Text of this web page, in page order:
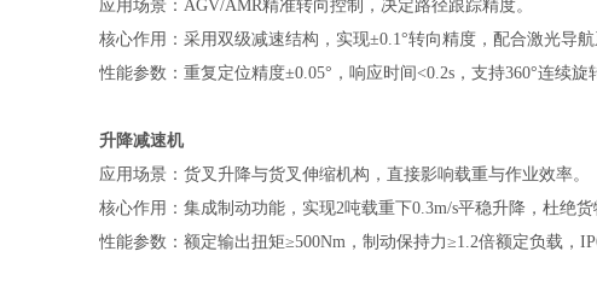
应用场景：AGV/AMR精准转向控制，决定路径跟踪精度。
核心作用：采用双级减速结构，实现±0.1°转向精度，配合激光导航
性能参数：重复定位精度±0.05°，响应时间<0.2s，支持360°连续旋
升降减速机
应用场景：货叉升降与货叉伸缩机构，直接影响载重与作业效率。
核心作用：集成制动功能，实现2吨载重下0.3m/s平稳升降，杜绝货
性能参数：额定输出扭矩≥500Nm，制动保持力≥1.2倍额定负载，